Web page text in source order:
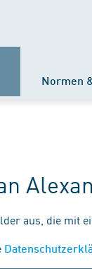
Normen
aus, die mit